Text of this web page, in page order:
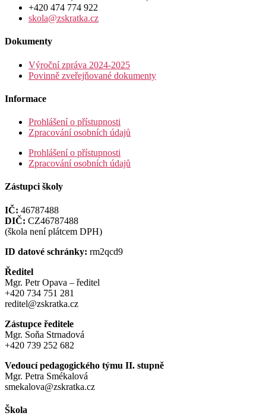
+420 474 774 922
skola@zskratka.cz
Dokumenty
Výroční zpráva 2024-2025
Povinně zveřejňované dokumenty
Informace
Prohlášení o přístupnosti
Zpracování osobních údajů
Prohlášení o přístupnosti
Zpracování osobních údajů
Zástupci školy
IČ: 46787488
DIČ: CZ46787488
(škola není plátcem DPH)
ID datové schránky: rm2qcd9
Ředitel
Mgr. Petr Opava – ředitel
+420 734 751 281
reditel@zskratka.cz
Zástupce ředitele
Mgr. Soňa Strnadová
+420 739 252 682
Vedoucí pedagogického týmu II. stupně
Mgr. Petra Smékalová
smekalova@zskratka.cz
Škola